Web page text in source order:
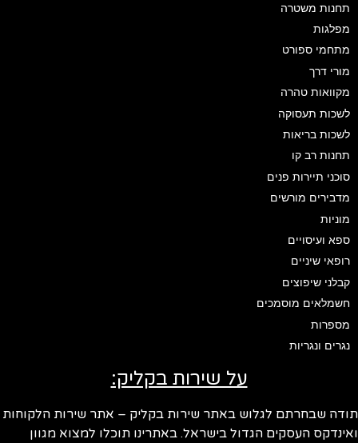
תחנות משטרה
מפלגות
מתחמי ספורט
מורי דרך
מקוואות טהרה
לשכות תעסוקה
לשכות בריאות
תחנות רב קו
סוכני תיירות פנים
מדבירים מורשים
מוניות
ספא ועיסויים
רופאי שיניים
קבלני שיפוצים
חשמלאים מוסמכים
מספרות
נגרים ונגריות
על שירות בקליק:
שבחרתם לגלוש באתר שירות בקליק – אתר שירות הלקוחות
העסקים הגדול בישראל. באתרינו תוכלו למצוא מגוון